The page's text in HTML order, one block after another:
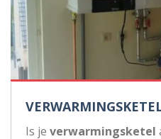
Is je verwarmingsketel